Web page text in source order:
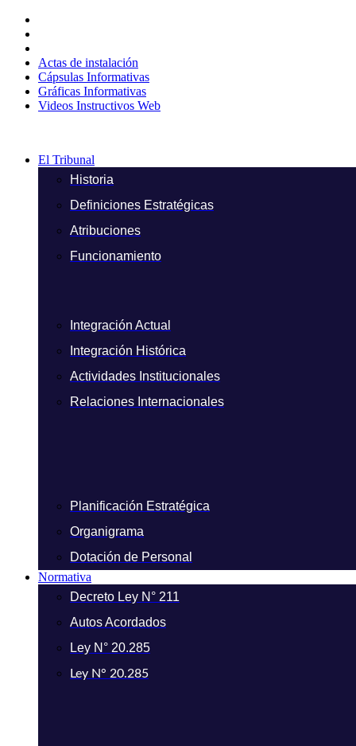
contenido
Actas de instalación
Cápsulas Informativas
Gráficas Informativas
Videos Instructivos Web
El Tribunal
Historia
Definiciones Estratégicas
Atribuciones
Funcionamiento
Integración Actual
Integración Histórica
Actividades Institucionales
Relaciones Internacionales
Planificación Estratégica
Organigrama
Dotación de Personal
Normativa
Decreto Ley N° 211
Autos Acordados
Ley N° 20.285
Ley N° 20.285